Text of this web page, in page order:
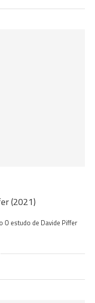
(2021)
O estudo de Davide Piffer